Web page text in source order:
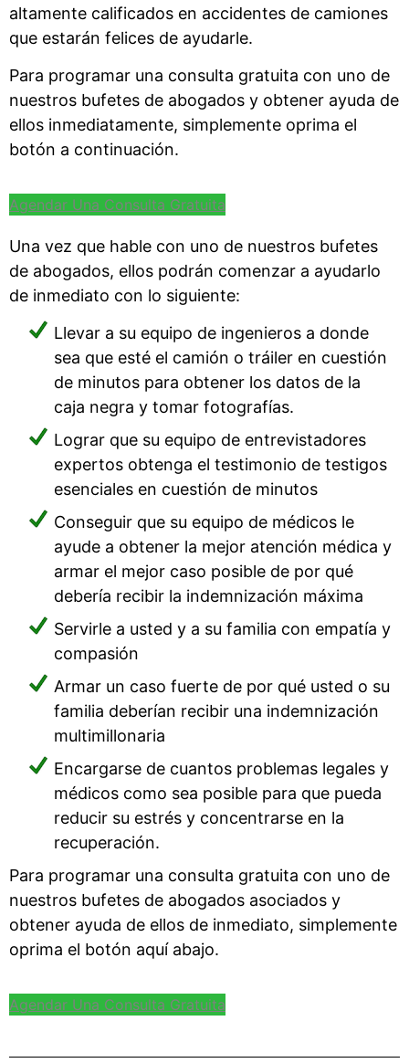
altamente calificados en accidentes de camiones
que estarán felices de ayudarle.
Para programar una consulta gratuita con uno de
nuestros bufetes de abogados y obtener ayuda de
ellos inmediatamente, simplemente oprima el
botón a continuación.
Agendar Una Consulta Gratuita
Una vez que hable con uno de nuestros bufetes
de abogados, ellos podrán comenzar a ayudarlo
de inmediato con lo siguiente:
Llevar a su equipo de ingenieros a donde
sea que esté el camión o tráiler en cuestión
de minutos para obtener los datos de la
caja negra y tomar fotografías.
Lograr que su equipo de entrevistadores
expertos obtenga el testimonio de testigos
esenciales en cuestión de minutos
Conseguir que su equipo de médicos le
ayude a obtener la mejor atención médica y
armar el mejor caso posible de por qué
debería recibir la indemnización máxima
Servirle a usted y a su familia con empatía y
compasión
Armar un caso fuerte de por qué usted o su
familia deberían recibir una indemnización
multimillonaria
Encargarse de cuantos problemas legales y
médicos como sea posible para que pueda
reducir su estrés y concentrarse en la
recuperación.
Para programar una consulta gratuita con uno de
nuestros bufetes de abogados asociados y
obtener ayuda de ellos de inmediato, simplemente
oprima el botón aquí abajo.
Agendar Una Consulta Gratuita